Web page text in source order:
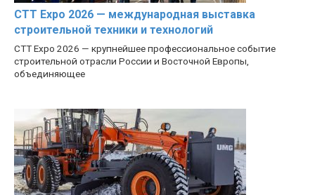
CTT Expo 2026 — международная выставка
строительной техники и технологий
CTT Expo 2026 — крупнейшее профессиональное событие
строительной отрасли России и Восточной Европы,
объединяющее